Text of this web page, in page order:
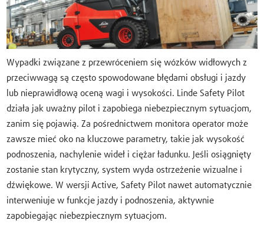
Wypadki związane z przewróceniem się wózków widłowych z
przeciwwagą są często spowodowane błędami obsługi i jazdy
lub nieprawidłową oceną wagi i wysokości. Linde Safety Pilot
działa jak uważny pilot i zapobiega niebezpiecznym sytuacjom,
zanim się pojawią. Za pośrednictwem monitora operator może
zawsze mieć oko na kluczowe parametry, takie jak wysokość
podnoszenia, nachylenie wideł i ciężar ładunku. Jeśli osiągnięty
zostanie stan krytyczny, system wyda ostrzeżenie wizualne i
dźwiękowe. W wersji Active, Safety Pilot nawet automatycznie
interweniuje w funkcje jazdy i podnoszenia, aktywnie
zapobiegając niebezpiecznym sytuacjom.